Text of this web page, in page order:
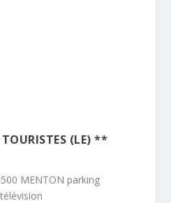
TOURISTES (LE) **
MENTON parking